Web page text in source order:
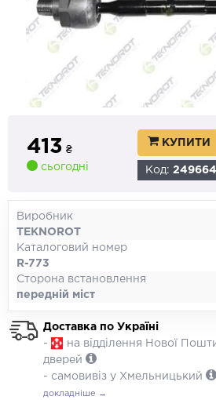
413 ₴
сьогодні
КУПИТИ
Код:
Виробник
TEKNOROT
Каталоговий номер
R-773
Сторона встановлення
передній міст
Доставка по Україні
-
на відділення Нової
дверей
- самовивіз у Хмельницький
докладніше →